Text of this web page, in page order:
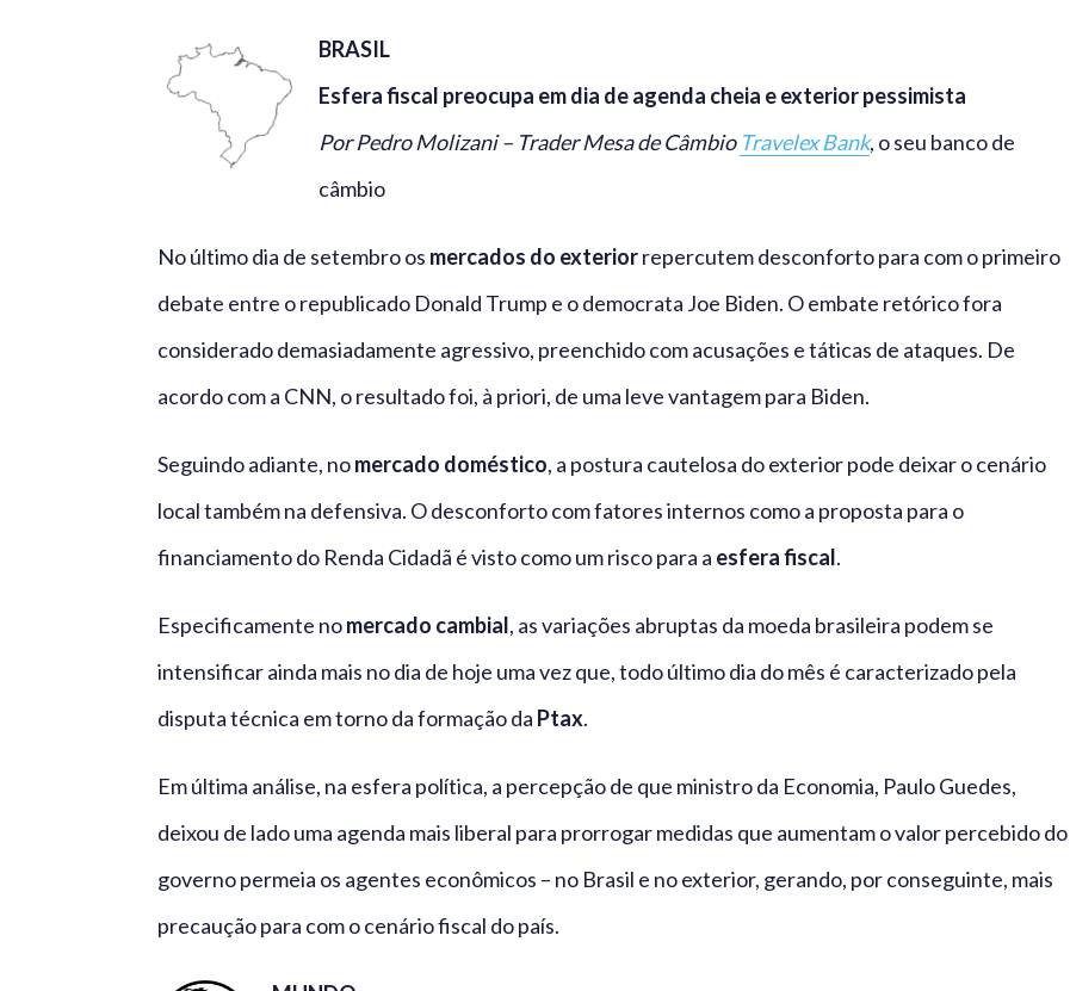
BRASIL
Esfera fiscal preocupa em dia de agenda cheia e exterior pessimista
Por Pedro Molizani – Trader Mesa de Câmbio Travelex Bank, o seu banco de
câmbio
No último dia de setembro os mercados do exteriorrepercutem desconforto para com o primeiro
debate entre o republicado Donald Trump e o democrata Joe Biden. O embate retórico fora
considerado demasiadamente agressivo, preenchido com acusações e táticas de ataques. De
acordo com a CNN, o resultado foi, à priori, de uma leve vantagem para Biden.
Seguindo adiante, nomercado doméstico, a postura cautelosa do exterior pode deixar o cenário
local também na defensiva. O desconforto com fatores internos como a proposta para o
financiamento do Renda Cidadã é visto como um risco para a esfera fiscal.
Especificamente nomercado cambial, as variações abruptas da moeda brasileira podem se
intensificar ainda mais no dia de hoje uma vez que, todo último dia do mês é caracterizado pela
disputa técnica em torno da formação da Ptax.
Em última análise, na esfera política, a percepção de que ministro da Economia, Paulo Guedes,
deixou de lado uma agenda mais liberal para prorrogar medidas que aumentam o valor percebido do
governo permeia os agentes econômicos – no Brasil e no exterior, gerando, por conseguinte, mais
precaução para com o cenário fiscal do país.